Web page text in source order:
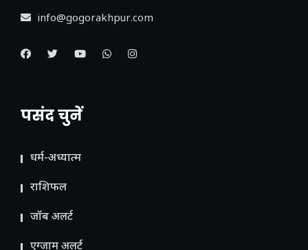
info@gogorakhpur.com
पसंद चुनें
धर्म-अध्यात्म
राशिफल
जॉब अलर्ट
एग्जाम अलर्ट